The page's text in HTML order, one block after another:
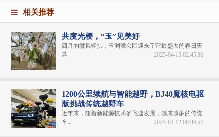
相关推荐
共度光樱，“玉”见美好
四月的微风轻拂，玉渊潭公园迎来了它最盛大的春日庆
典...
2025-04-15 02:45:36
1200公里续航与智能越野，BJ40魔核电驱
版挑战传统越野车
近年来，随着新能源技术的飞速发展，越来越多的传统
车...
2025-04-12 00:36:57